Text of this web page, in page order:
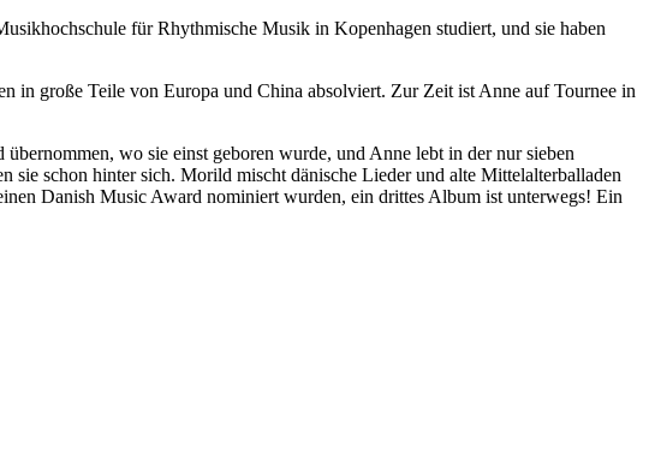
für Rhythmische Musik in Kopenhagen studiert, und sie haben
in große Teile von Europa und China absolviert. Zur Zeit ist Anne auf Tournee in
wo sie einst geboren wurde, und Anne lebt in der nur sieben
sie schon hinter sich. Morild mischt dänische Lieder und alte Mittelalterballaden
Danish Music Award nominiert wurden, ein drittes Album ist unterwegs! Ein